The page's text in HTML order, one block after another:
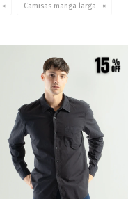
Camisas manga larga